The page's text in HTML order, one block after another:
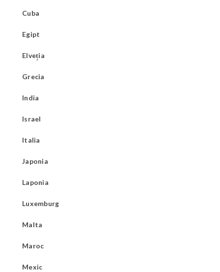
Cuba
Egipt
Elveția
Grecia
India
Israel
Italia
Japonia
Laponia
Luxemburg
Malta
Maroc
Mexic